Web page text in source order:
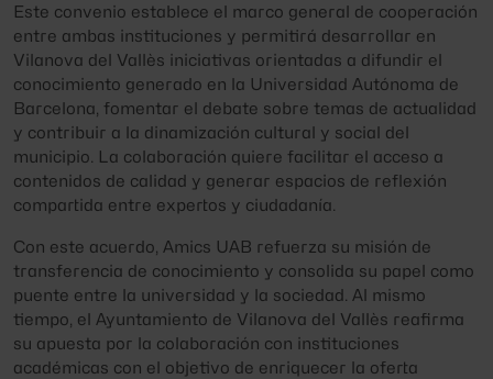
Este convenio establece el marco general de cooperación
entre ambas instituciones y permitirá desarrollar en
Vilanova del Vallès iniciativas orientadas a difundir el
conocimiento generado en la Universidad Autónoma de
Barcelona, ​​fomentar el debate sobre temas de actualidad
y contribuir a la dinamización cultural y social del
municipio. La colaboración quiere facilitar el acceso a
contenidos de calidad y generar espacios de reflexión
compartida entre expertos y ciudadanía.
Con este acuerdo, Amics UAB refuerza su misión de
transferencia de conocimiento y consolida su papel como
puente entre la universidad y la sociedad. Al mismo
tiempo, el Ayuntamiento de Vilanova del Vallès reafirma
su apuesta por la colaboración con instituciones
académicas con el objetivo de enriquecer la oferta